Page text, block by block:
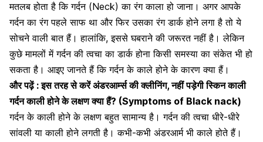
मतलब होता है कि गर्दन (Neck) का रंग काला हो जाना। अगर आपके
गर्दन का रंग पहले साफ था और फिर उसका रंग डार्क होने लगा है तो ये
सोचने वाली बात हैं। हालांकि, इससे घबराने की जरूरत नहीं है। लेकिन
कुछे मामलों में गर्दन की त्वचा का डार्क होना किसी समस्या का संकेत भी हो
सकता है। आइए जानते हैं कि गर्दन के काले होने के कारण क्या हैं।
और पढ़ें :इस तरह से करें अंडरआर्म्स की क्लीनिंग, नहीं पड़ेगी स्किन काली
गर्दन काली होने के लक्षण क्या हैं? (Symptoms of Black nack)
गर्दन के काली होने के लक्षण बहुत सामान्य है। गर्दन की त्वचा धीरे-धीरे
सांवली या काली होने लगती है। कभी-कभी अंडरआर्म भी काले होते हैं।